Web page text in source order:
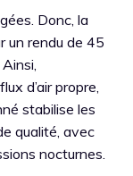
Donc, la
un rendu de 45
d’air propre,
stabilise les
qualité, avec
nocturnes.